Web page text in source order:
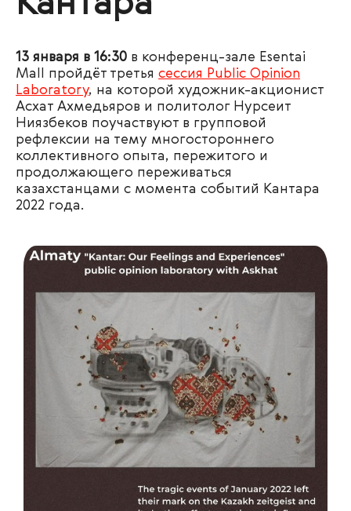
13 января в 16:30 в конференц-зале Esentai
Mall пройдёт третья сессия Public Opinion
Laboratory, на которой художник-акционист
Асхат Ахмедьяров и политолог Нурсеит
Ниязбеков поучаствуют в групповой
рефлексии на тему многостороннего
коллективного опыта, пережитого и
продолжающего переживаться
казахстанцами с момента событий Кантара
2022 года.